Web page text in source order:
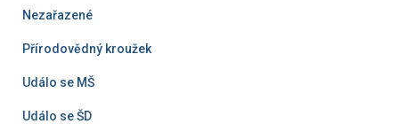
Nezařazené
Přírodovědný kroužek
Událo se MŠ
Událo se ŠD